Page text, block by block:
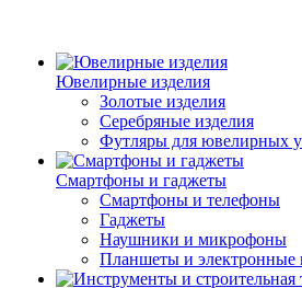
Ювелирные изделия
Золотые изделия
Серебряные изделия
Футляры для ювелирных
Смартфоны и гаджеты
Смартфоны и телефоны
Гаджеты
Наушники и микрофоны
Планшеты и электронные